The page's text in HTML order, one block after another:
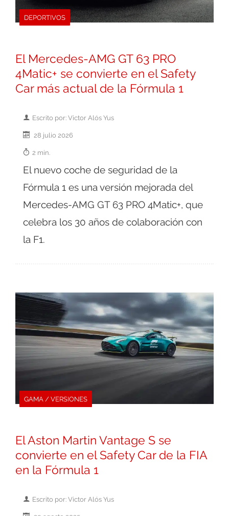
DEPORTIVOS
El Mercedes-AMG GT 63 PRO
4Matic+ se convierte en el Safety
Car más actual de la Fórmula 1
Escrito por: Victor Alós Yus
28 julio 2026
2 min.
El nuevo coche de seguridad de la
Fórmula 1 es una versión mejorada del
Mercedes-AMG GT 63 PRO 4Matic+, que
celebra los 30 años de colaboración con
la F1.
GAMA / VERSIONES
El Aston Martin Vantage S se
convierte en el Safety Car de la FIA
en la Fórmula 1
Escrito por: Victor Alós Yus